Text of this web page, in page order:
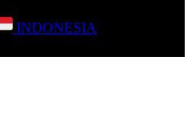
INDONESIA